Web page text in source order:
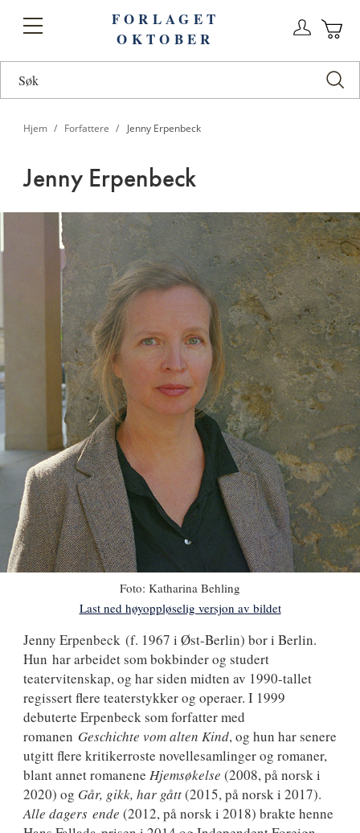
Toggle
FORLAGET
OKTOBER
Hjem Forfattere Jenny Erpenbeck
Jenny Erpenbeck
Foto: Katharina Behling
Last ned høyoppløselig versjon av bildet
Jenny
Erpenbeck
Jenny Erpenbeck (f. 1967 i Øst-Berlin) bor i Berlin.
Hun har arbeidet som bokbinder og studert
teatervitenskap, og har siden midten av 1990-tallet
regissert flere teaterstykker og operaer. I 1999
debuterte Erpenbeck som forfatter med
romanen Geschichte vom alten Kind, og hun har senere
utgitt flere kritikerroste novellesamlinger og romaner,
blant annet romanene Hjemsøkelse (2008, på norsk i
2020) og Går, gikk, har gått(2015, på norsk i 2017).
Alle dagers ende (2012, på norsk i 2018) brakte henne